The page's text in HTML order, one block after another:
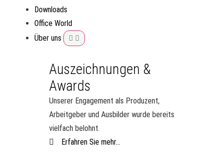
Downloads
Office World
Über uns
Auszeichnungen &
Awards
Unserer Engagement als Produzent,
Arbeitgeber und Ausbilder wurde bereits
vielfach belohnt.
Erfahren Sie mehr...